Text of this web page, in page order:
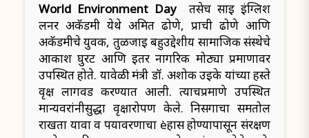
World Environment Day तसेच साई इंग्लिश
लर्नर अकॅडमी येथे अमित ढोणे, प्राची ढोणे आणि
अकॅडमीचे युवक, तुळजाई बहुउद्देशीय सामाजिक संस्थेचे
आकाश घुरट आणि इतर नागरिक मोठ्या प्रमाणावर
उपस्थित होते. यावेळी मंत्री डॉ. अशोक उईके यांच्या हस्ते
वृक्ष लागवड करण्यात आली. त्याचप्रमाणे उपस्थित
मान्यवरांनीसुद्धा वृक्षारोपण केले. निसर्गाचा समतोल
राखता यावा व पर्यावरणाचा èहास होण्यापासून संरक्षण